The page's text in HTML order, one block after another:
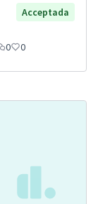
Acceptada
0 0